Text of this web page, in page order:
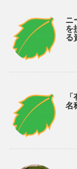
ニ
を
る
名